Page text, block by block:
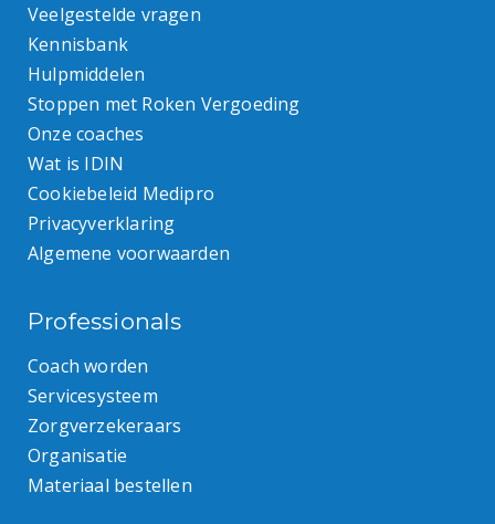
Veelgestelde vragen
Kennisbank
Hulpmiddelen
Stoppen met Roken Vergoeding
Onze coaches
Wat is IDIN
Cookiebeleid Medipro
Privacyverklaring
Algemene voorwaarden
Professionals
Coach worden
Servicesysteem
Zorgverzekeraars
Organisatie
Materiaal bestellen